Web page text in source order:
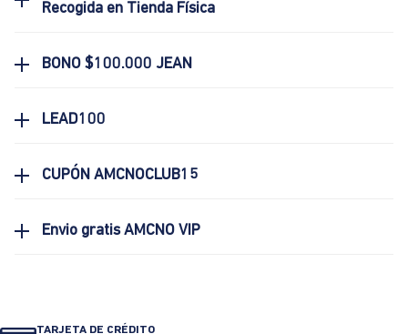
Recogida en Tienda Física
BONO $100.000 JEAN
LEAD100
CUPÓN AMCNOCLUB15
Envio gratis AMCNO VIP
TARJETA DE CRÉDITO